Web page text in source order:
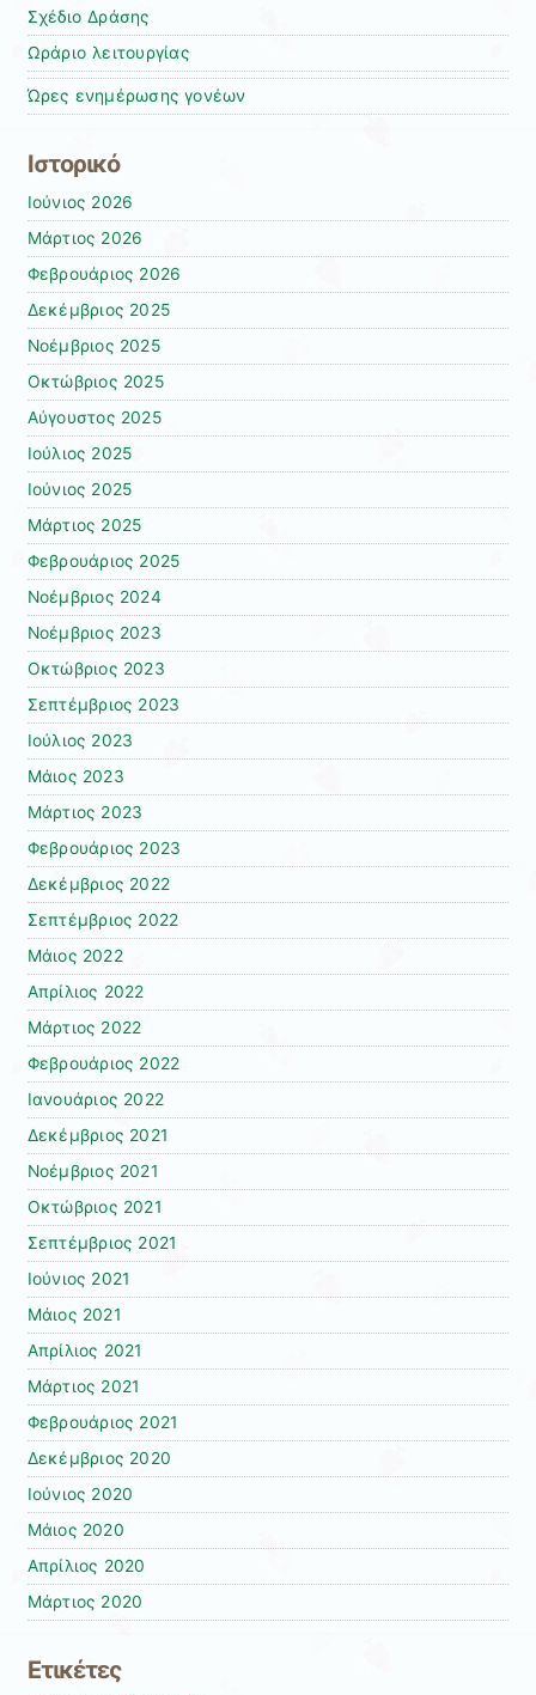
Σχέδιο Δράσης
Ωράριο λειτουργίας
Ώρες ενημέρωσης γονέων
Ιστορικό
Ιούνιος 2026
Μάρτιος 2026
Φεβρουάριος 2026
Δεκέμβριος 2025
Νοέμβριος 2025
Οκτώβριος 2025
Αύγουστος 2025
Ιούλιος 2025
Ιούνιος 2025
Μάρτιος 2025
Φεβρουάριος 2025
Νοέμβριος 2024
Νοέμβριος 2023
Οκτώβριος 2023
Σεπτέμβριος 2023
Ιούλιος 2023
Μάιος 2023
Μάρτιος 2023
Φεβρουάριος 2023
Δεκέμβριος 2022
Σεπτέμβριος 2022
Μάιος 2022
Απρίλιος 2022
Μάρτιος 2022
Φεβρουάριος 2022
Ιανουάριος 2022
Δεκέμβριος 2021
Νοέμβριος 2021
Οκτώβριος 2021
Σεπτέμβριος 2021
Ιούνιος 2021
Μάιος 2021
Απρίλιος 2021
Μάρτιος 2021
Φεβρουάριος 2021
Δεκέμβριος 2020
Ιούνιος 2020
Μάιος 2020
Απρίλιος 2020
Μάρτιος 2020
Ετικέτες